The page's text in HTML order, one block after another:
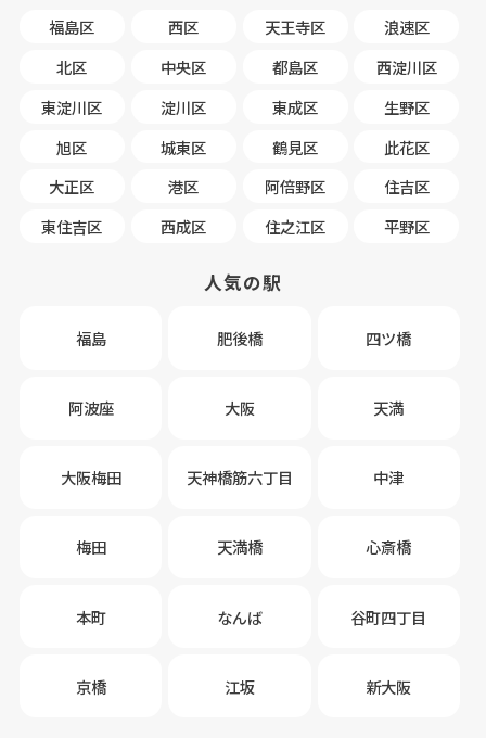
福島区 西区 天王寺区
浪速区
北区
中央区 都島区
西淀川区
東淀川区
淀川区 東成区
生野区
旭区
城東区 鶴見区
此花区
大正区
港区 阿倍野区
住吉区
東住吉区
西成区 住之江区 平野区
人気の駅
福島 肥後橋 四ツ橋
阿波座 大阪 天満
大阪梅田 天神橋筋六丁目 中津
梅田 天満橋 心斎橋
本町 なんば 谷町四丁目
京橋 江坂 新大阪